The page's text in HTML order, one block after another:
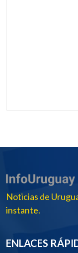
Noticias de
instante.
ENLACES